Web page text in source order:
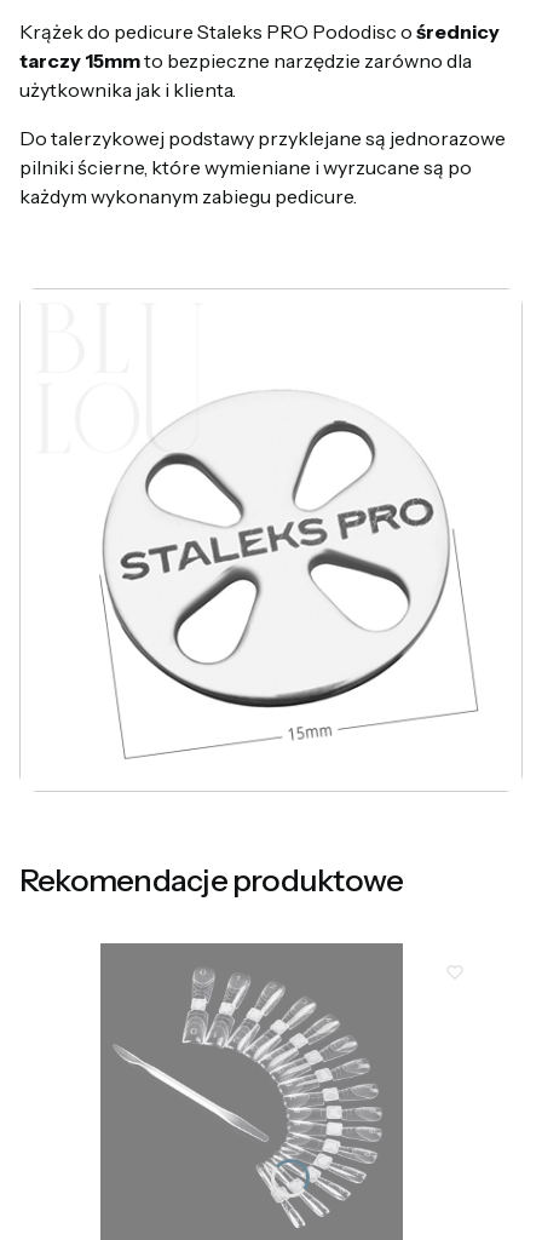
Krążek do pedicure Staleks PRO Pododisc o średnicy
tarczy 15mmto bezpieczne narzędzie zarówno dla
użytkownika jak i klienta.
Do talerzykowej podstawy przyklejane są jednorazowe
pilniki ścierne, które wymieniane i wyrzucane są po
każdym wykonanym zabiegu pedicure.
Rekomendacje produktowe